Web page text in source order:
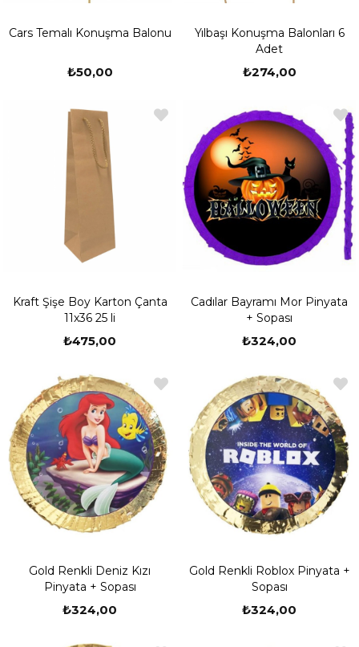
Cars Temalı Konuşma Balonu
₺50,00
Yılbaşı Konuşma Balonları 6
Adet
₺274,00
Kraft Şişe Boy Karton Çanta
11x36 25 li
₺475,00
Cadılar Bayramı Mor Pinyata
+ Sopası
₺324,00
Gold Renkli Deniz Kızı
Pinyata + Sopası
₺324,00
Gold Renkli Roblox Pinyata +
Sopası
₺324,00